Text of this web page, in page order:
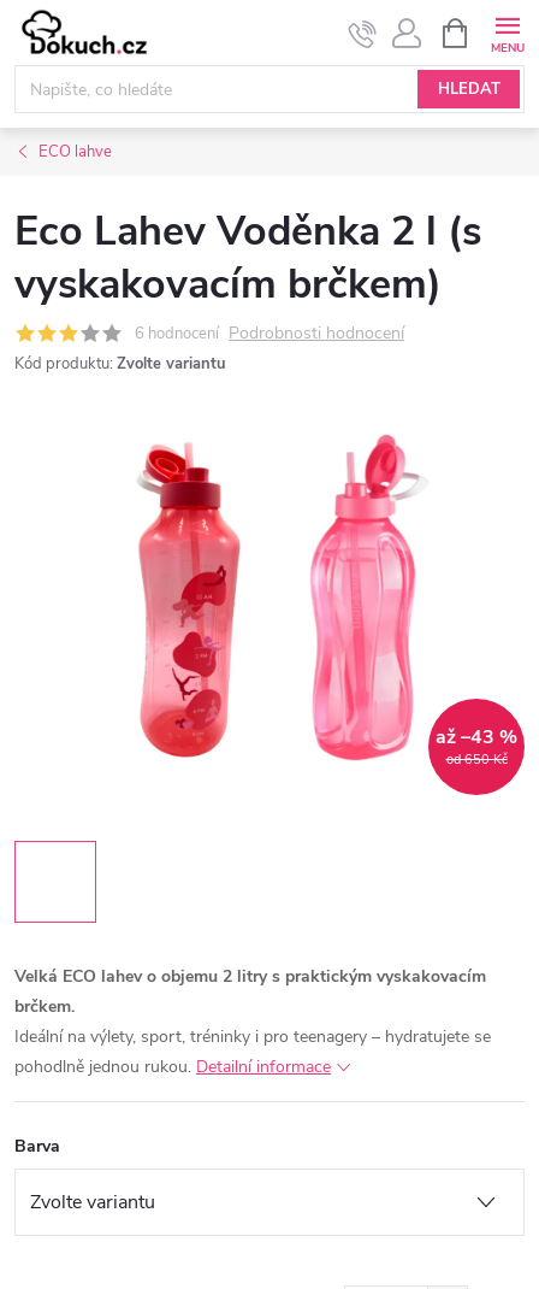
Přejít
obsah
HLEDAT
NÁKUPNÍ
KOŠÍK
ECO lahve
Eco Lahev Voděnka 2 l (s
vyskakovacím brčkem)
6 hodnocení Podrobnosti hodnocení
Kód produktu: Zvolte variantu
od 650 Kč
až –43 %
Velká ECO lahev o objemu 2 litry s praktickým vyskakovacím
brčkem.
Ideální na výlety, sport, tréninky i pro teenagery – hydratujete se
pohodlně jednou rukou. Detailní informace
Barva